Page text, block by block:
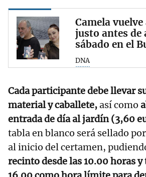
Camela vuelve
justo antes de
sábado en el
DNA
Cada participante debe llevar
material y caballete,así como
entrada de día al jardín (3,60
tabla en blanco será sellado
al inicio del certamen,
recinto desde las 10.00 horas